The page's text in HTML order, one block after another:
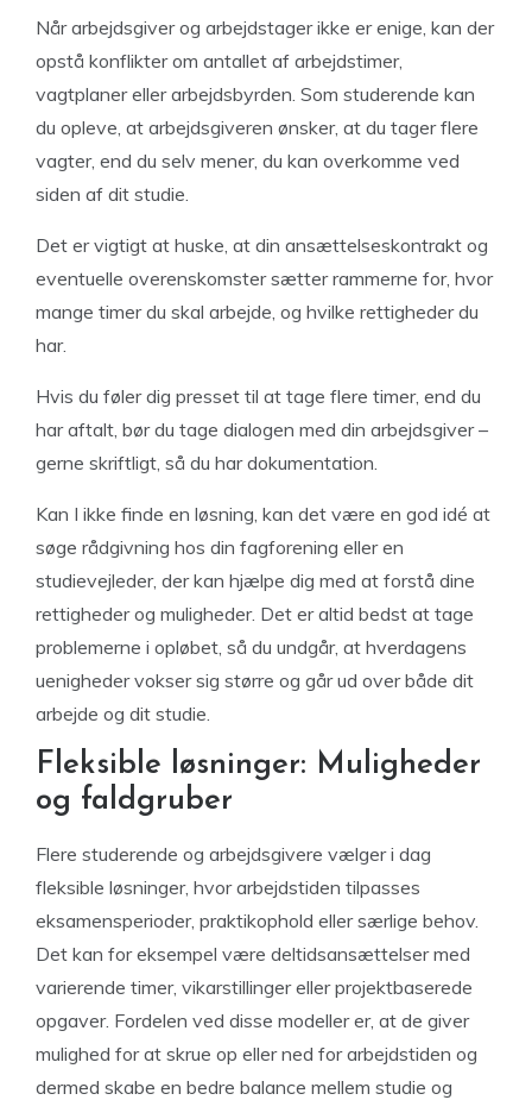
Når arbejdsgiver og arbejdstager ikke er enige, kan der
opstå konflikter om antallet af arbejdstimer,
vagtplaner eller arbejdsbyrden. Som studerende kan
du opleve, at arbejdsgiveren ønsker, at du tager flere
vagter, end du selv mener, du kan overkomme ved
siden af dit studie.
Det er vigtigt at huske, at din ansættelseskontrakt og
eventuelle overenskomster sætter rammerne for, hvor
mange timer du skal arbejde, og hvilke rettigheder du
har.
Hvis du føler dig presset til at tage flere timer, end du
har aftalt, bør du tage dialogen med din arbejdsgiver –
gerne skriftligt, så du har dokumentation.
Kan I ikke finde en løsning, kan det være en god idé at
søge rådgivning hos din fagforening eller en
studievejleder, der kan hjælpe dig med at forstå dine
rettigheder og muligheder. Det er altid bedst at tage
problemerne i opløbet, så du undgår, at hverdagens
uenigheder vokser sig større og går ud over både dit
arbejde og dit studie.
Fleksible løsninger: Muligheder
og faldgruber
Flere studerende og arbejdsgivere vælger i dag
fleksible løsninger, hvor arbejdstiden tilpasses
eksamensperioder, praktikophold eller særlige behov.
Det kan for eksempel være deltidsansættelser med
varierende timer, vikarstillinger eller projektbaserede
opgaver. Fordelen ved disse modeller er, at de giver
mulighed for at skrue op eller ned for arbejdstiden og
dermed skabe en bedre balance mellem studie og